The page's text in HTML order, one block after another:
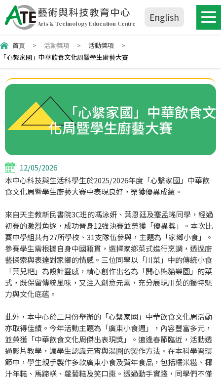
藝術與科技教育中心
Arts & Technology Education Centre
English
首頁 > 活動獎項 > 活動獎項
>
「心繫家國」中華飲食文化周暨學生廚藝大賽
「心繫家國」中華飲食文
化周暨學生廚藝大賽
12/05/2026
本中心科技與生活科學生於2025/2026年度「心繫家國」中華飲
食文化周暨學生廚藝大賽中表現良好，榮獲優異成績。
來自天主教新民書院3C班的馮泳妍、葉恩廷及蹇孟瑤同學，經過
初賽的激烈角逐，成功晉身12強決賽並榮獲「優異獎」。本次比
賽中學組共有27所學校、31支隊伍參與，主題為「家鄉小食」。
參賽學生需根據自身中國籍貫，選擇家鄉菜式進行烹調，透過廚
藝探索與表達對家鄉的情感。三位同學以「川菜」中的傳統小食
「葉兒粑」為設計靈感，精心創作出名為「開心熊貓樂園」的菜
式，既保留傳統風味，又注入創意元素，充分展現川菜的獨特魅
力與文化底蘊。
此外，本中心於二月份舉辦的「心繫家國」中華飲食文化周活動
亦取得佳績。今年活動主題為「廣東小食週」，內容豐富多元，
並榮獲「中華飲食文化周傑出表現獎」。適逢春節臨近，活動透
過影片教學，讓學生認識元宵與湯圓的製作方法。在本科學習環
節中，學生親手製作多款廣東小食及賀年食品，包括糯米糍、椰
汁年糕、馬蹄糕、蘿蔔糕及笑口棗。透過動手實踐，同學們不僅